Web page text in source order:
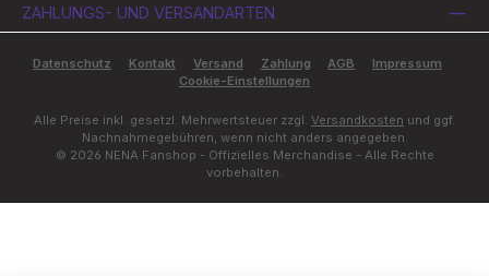
ZAHLUNGS- UND VERSANDARTEN
Datenschutz Kontakt Versand Zahlung AGB
Impressum
Cookie-Einstellungen
Alle Preise inkl. gesetzl. Mehrwertsteuer zzgl. Versandkosten und ggf.
Nachnahmegebühren, wenn nicht anders angegeben.
© 2026 NENA Fanshop - Offizielles Merchandise - Alle Rechte
vorbehalten.